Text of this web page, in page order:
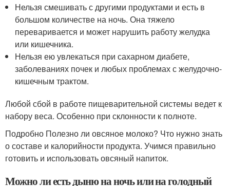
Нельзя смешивать с другими продуктами и есть в
большом количестве на ночь. Она тяжело
переваривается и может нарушить работу желудка
или кишечника.
Нельзя ею увлекаться при сахарном диабете,
заболеваниях почек и любых проблемах с желудочно-
кишечным трактом.
Любой сбой в работе пищеварительной системы ведет к
набору веса. Особенно при склонности к полноте.
Подробно Полезно ли овсяное молоко? Что нужно знать
о составе и калорийности продукта. Учимся правильно
готовить и использовать овсяный напиток.
Можно ли есть дыню на ночь или на голодный